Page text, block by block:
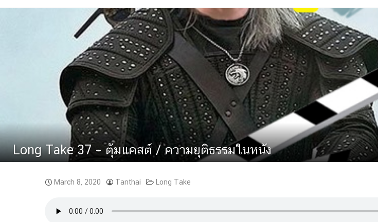
Long Take 37 – ตุ้มแคสต์ / ความยุติธรรมในหนัง
March 8, 2020 Tanthai Long Take